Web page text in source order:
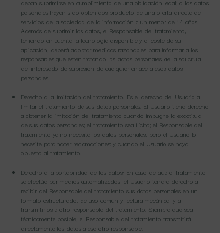
deban suprimirse en cumplimiento de una obligación legal; o los datos
personales hayan sido obtenidos producto de una oferta directa de
servicios de la sociedad de la información a un menor de 14 años.
Además de suprimir los datos, el Responsable del tratamiento,
teniendo en cuenta la tecnología disponible y el coste de su
aplicación, deberá adoptar medidas razonables para informar a los
responsables que estén tratando los datos personales de la solicitud
del interesado de supresión de cualquier enlace a esos datos
personales.
Derecho a la limitación del tratamiento: Es el derecho del Usuario a
limitar el tratamiento de sus datos personales. El Usuario tiene derecho
a obtener la limitación del tratamiento cuando impugne la exactitud
de sus datos personales; el tratamiento sea ilícito; el Responsable del
tratamiento ya no necesite los datos personales, pero el Usuario lo
necesite para hacer reclamaciones; y cuando el Usuario se haya
opuesto al tratamiento.
Derecho a la portabilidad de los datos: En caso de que el tratamiento
se efectúe por medios automatizados, el Usuario tendrá derecho a
recibir del Responsable del tratamiento sus datos personales en un
formato estructurado, de uso común y lectura mecánica, y a
transmitirlos a otro responsable del tratamiento. Siempre que sea
técnicamente posible, el Responsable del tratamiento transmitirá
directamente los datos a ese otro responsable.